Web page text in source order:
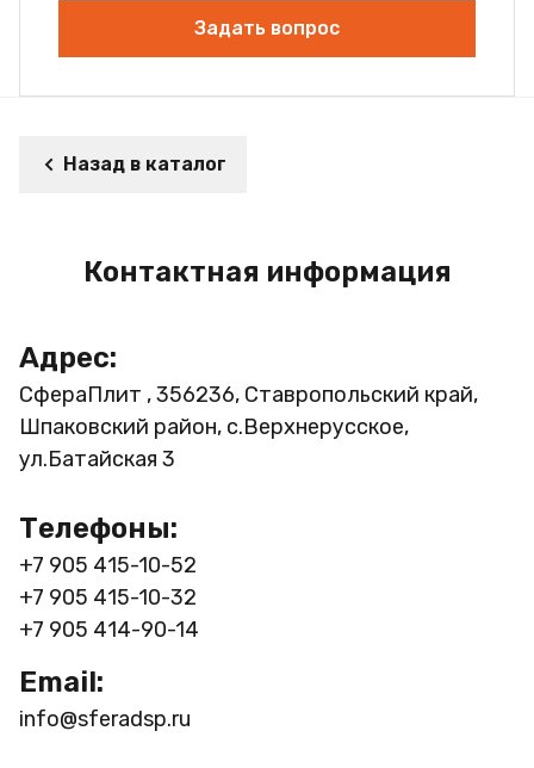
Задать вопрос
Назад в каталог
Контактная информация
Адрес:
СфераПлит , 356236, Ставропольский край,
Шпаковский район, с.Верхнерусское,
ул.Батайская 3
Телефоны:
+7 905 415-10-52
+7 905 415-10-32
+7 905 414-90-14
Email:
info@sferadsp.ru